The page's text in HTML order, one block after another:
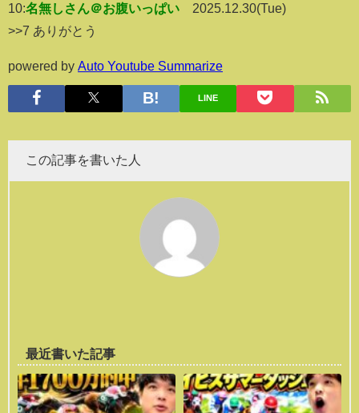
10:名無しさん＠お腹いっぱい
2025.12.30(Tue)
>>7 ありがとう
powered by Auto Youtube Summarize
LINE
この記事を書いた人
最近書いた記事